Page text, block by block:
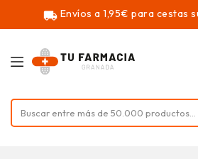
local_shipping Envíos a 1,95€ para cestas